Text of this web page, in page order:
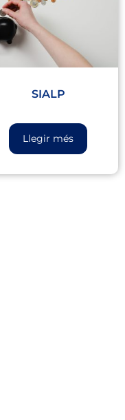
SIALP
Llegir més